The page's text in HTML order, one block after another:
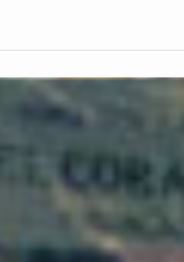
de vida desses